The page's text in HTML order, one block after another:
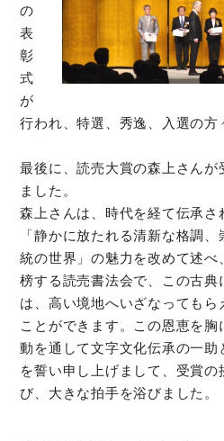
の
表
彰
式
が
行われ、特選、秀逸、入選の方
最後に、読売大賞の森上さんが
ました。
森上さんは、時代を経て伝承さ
「静かに放たれる清新な格調
統の世界」の魅力を改めて述べ
榜する読売書法会で、この古典
は、高い境地へいざなってもら
ことができます。この恩恵を
動を通して文字文化伝承の一助
を誓い申し上げまして、受賞
び、大きな拍手を浴びました。